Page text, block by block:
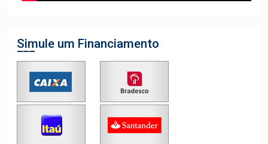
Simule um Financiamento